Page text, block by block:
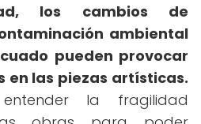
los cambios de
ambiental
pueden provocar
en las piezas artísticas.
la fragilidad